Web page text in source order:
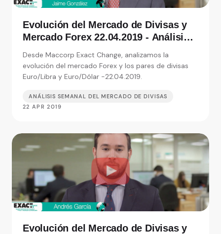
Evolución del Mercado de Divisas y
Mercado Forex 22.04.2019 - Análisis
de Exact Change, expertos en cambio
de moneda
Desde Maccorp Exact Change, analizamos la
evolución del mercado Forex y los pares de divisas
Euro/Libra y Euro/Dólar -22.04.2019.
ANÁLISIS SEMANAL DEL MERCADO DE DIVISAS
22 APR 2019
Evolución del Mercado de Divisas y